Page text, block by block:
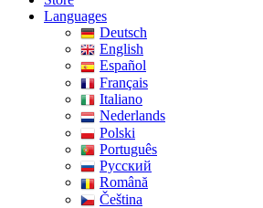
Languages
Deutsch
English
Español
Français
Italiano
Nederlands
Polski
Português
Pусский
Română
Čeština